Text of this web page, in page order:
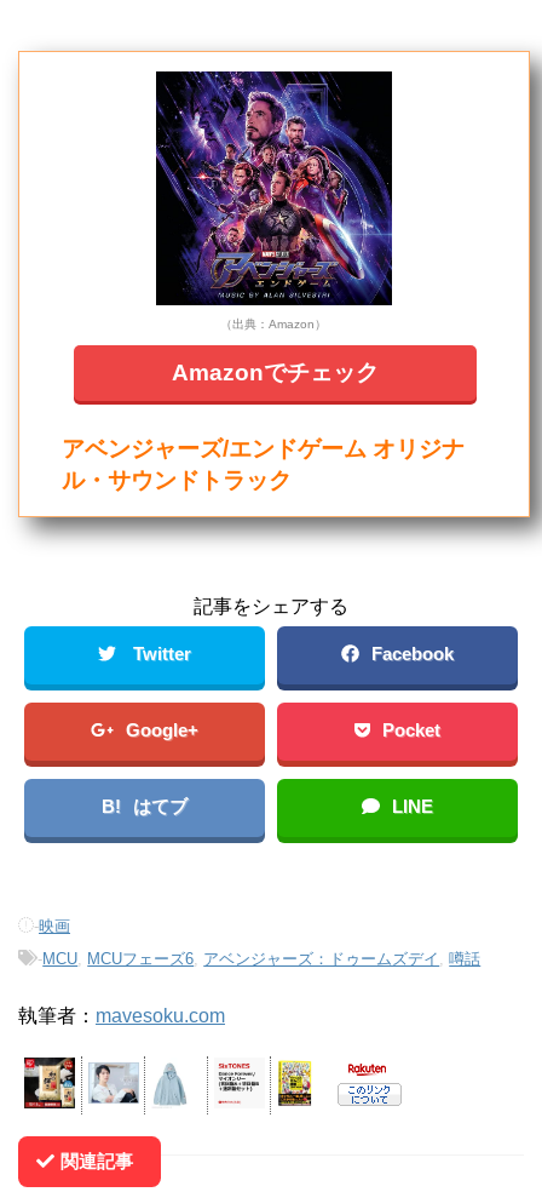
（出典：Amazon）
Amazonでチェック
アベンジャーズ/エンドゲーム オリジナ
ル・サウンドトラック
記事をシェアする
Twitter Facebook
Google+ Pocket
B! はてブ LINE
-映画
-MCU MCUフェーズ6 アベンジャーズ：ドゥームズデイ ,噂話
執筆者： mavesoku.com
関連記事